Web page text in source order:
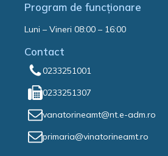
Program de funcționare
Luni – Vineri 08:00 – 16:00
Contact
0233251001
0233251307
vanatorineamt@nt.e-adm.ro
primaria@vinatorineamt.ro